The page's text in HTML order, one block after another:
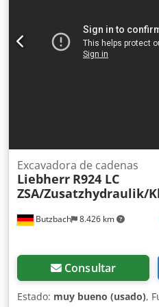
Butzbach 8.426 km
Excavadora de cadenas
Liebherr R924 LC
ZSA/Zusatzhydraulik/
Consultar
Estado: muy bueno (usado),